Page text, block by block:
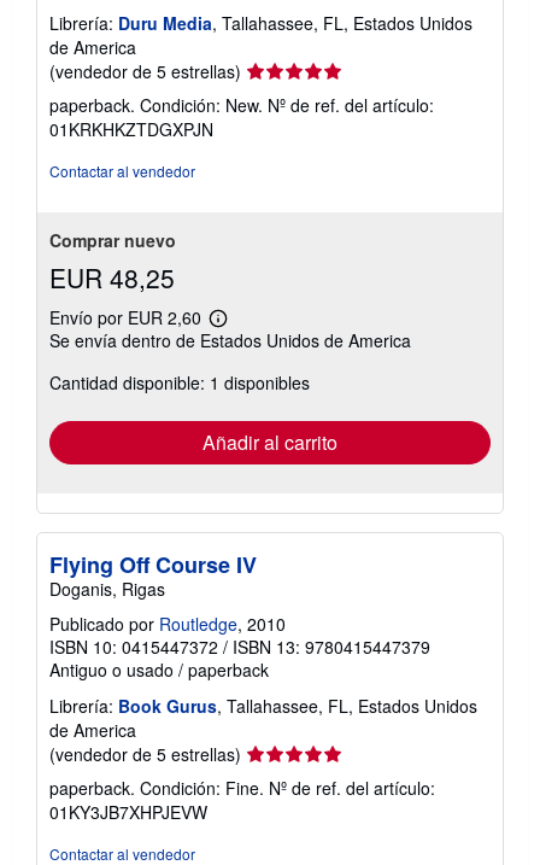
Librería: Duru Media, Tallahassee, FL, Estados Unidos
de America
(vendedor de 5 estrellas) Calificación
vendedor:
paperback. Condición: New. Nº de ref. del artículo:
01KRKHKZTDGXPJN
Contactar al vendedor
Comprar nuevo
EUR 48,25
Envío por EUR 2,60
Más
información
las
tarifas
envío
Se envía dentro de Estados Unidos de America
Cantidad disponible: 1 disponibles
Añadir al carrito
Flying Off Course IV
Doganis, Rigas
Publicado por Routledge, 2010
ISBN 10: 0415447372 / ISBN 13: 9780415447379
Antiguo o usado / paperback
Librería: Book Gurus, Tallahassee, FL, Estados Unidos
de America
(vendedor de 5 estrellas) Calificación
vendedor:
paperback. Condición: Fine. Nº de ref. del artículo:
01KY3JB7XHPJEVW
Contactar al vendedor